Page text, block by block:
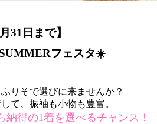
月31日まで】
フェスタ☀️
りそで選びに来ませんか？
て、振袖も小物も豊富。
納得の1着を選べるチャンス！